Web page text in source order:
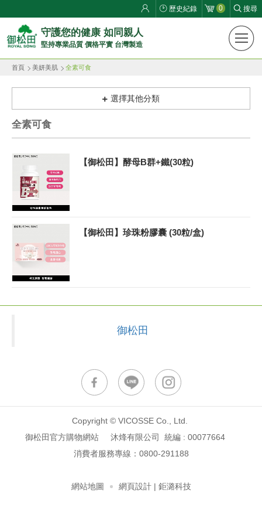
御
松
健
康
生
活
館
ROYAL
SONG
守護您的健康 如同親人
堅持專業品質 價格平實 台灣製造
歷史紀錄 0 搜尋
首頁 美妍美肌 全素可食
選擇其他分類
全素可食
【御松田】酵母B群+鐵(30粒)
【御松田】珍珠粉膠囊 (30粒/盒)
御松田
Copyright © VICOSSE Co., Ltd.
御松田官方購物網站 沐烽有限公司 統編 : 00077664
消費者服務專線： 0800-291188
網站地圖 網頁設計| 鉅潞科技